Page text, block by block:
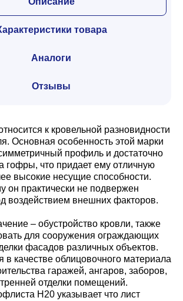
товара
Аналоги
Отзывы
к кровельной разновидности
Основная особенность этой марки
профиль и достаточно
гофры, что придает ему отличную
высокие несущие способности.
он практически не подвержен
воздействием внешних факторов.
– обустройство кровли, также
для сооружения ограждающих
фасадов различных объектов.
в качестве облицовочного материала
гаражей, ангаров, заборов,
отделки помещений.
Н20 указывает что лист